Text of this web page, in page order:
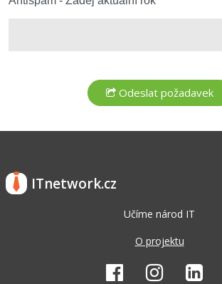
ITnetwork.cz
Učíme národ IT
O projektu